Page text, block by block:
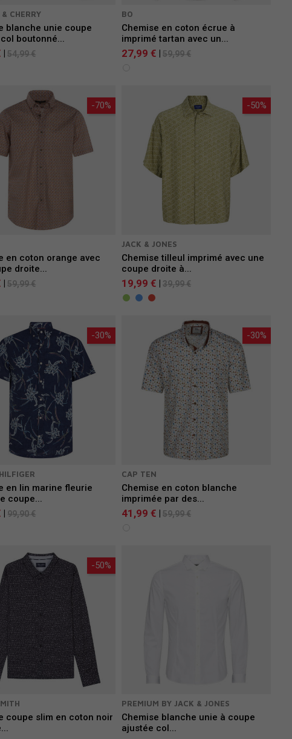
CHERRY
blanche unie coupe
boutonné...
54,99 €
BO
Chemise en coton écrue à
imprimé tartan avec un...
27,99 € 59,99 €
-70%
en coton orange avec
droite...
59,99 €
-50%
JACK & JONES
Chemise tilleul imprimé avec une
coupe droite à...
19,99 € 39,99 €
-30%
en lin marine fleurie
coupe...
| 99,90 €
-30%
CAP TEN
Chemise en coton blanche
imprimée par des...
41,99 € | 59,99 €
-50%
coupe slim en coton noir
PREMIUM BY JACK & JONES
Chemise blanche unie à coupe
ajustée col...